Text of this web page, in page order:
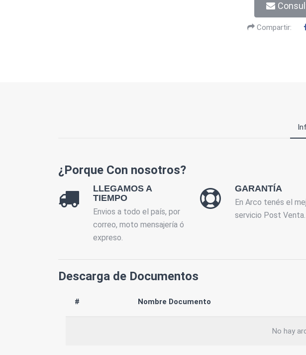
Compartir:
¿Porque Con nosotros?
LLEGAMOS A
TIEMPO
Envios a todo el país, por
correo, moto mensajería ó
expreso.
GARANTÍA
En Arco tenés el
servicio Post Venta.
Descarga de Documentos
# Nombre Documento
No hay